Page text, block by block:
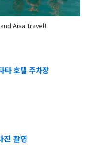
Aisa Travel)
타 호텔 주차장
진 촬영